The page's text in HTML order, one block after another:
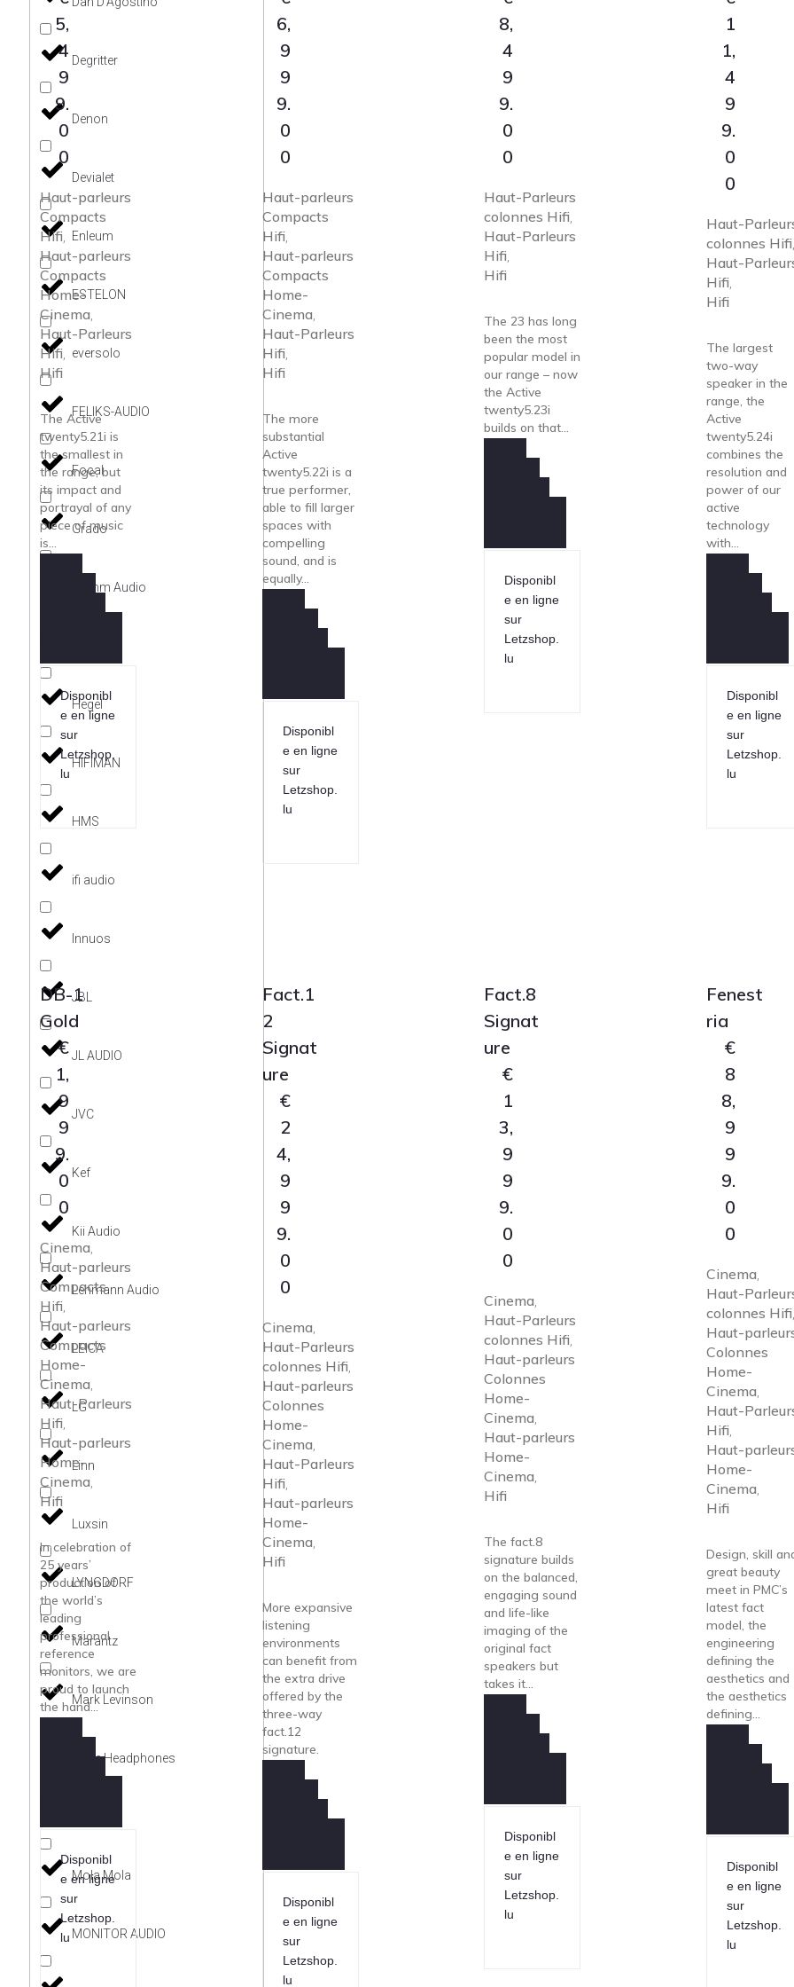
Degritter
Denon
Devialet
Enleum
ESTELON
eversolo
FELIKS-AUDIO
Focal
Grado
Grimm Audio
Hegel
HIFIMAN
HMS
ifi audio
Innuos
JBL
JL AUDIO
JVC
Kef
Kii Audio
Lehmann Audio
LEICA
LG
Linn
Luxsin
LYNGDORF
Marantz
Mark Levinson
Meze Headphones
Mola Mola
MONITOR AUDIO
5,
4
9
9.
0
0
Haut-parleurs
Compacts
Hifi
Haut-parleurs
Compacts
Home-
Cinema
Haut-Parleurs
Hifi
Hifi
The Active
twenty5.21i is
the smallest in
the range, but
its impact and
portrayal of any
piece of music
is...
Disponibl
e en ligne
sur
Letzshop.
lu
6,
9
9
9.
0
0
Haut-parleurs
Compacts
Hifi
Haut-parleurs
Compacts
Home-
Cinema
Haut-Parleurs
Hifi
Hifi
The more
substantial
Active
twenty5.22i is a
true performer,
able to fill larger
spaces with
compelling
sound, and is
equally...
Disponibl
e en ligne
sur
Letzshop.
lu
8,
4
9
9.
0
0
Haut-Parleurs
colonnes Hifi
Haut-Parleurs
Hifi
Hifi
The 23 has long
been the most
popular model in
our range – now
the Active
twenty5.23i
builds on that...
Disponibl
e en ligne
sur
Letzshop.
lu
1
1,
4
9
9.
0
0
Haut-
colonnes Hifi
Haut-
Hifi
Hifi
The largest
two-way
speaker in the
range, the
Active
twenty5.24i
combines the
resolution and
power of our
active
technology
with...
Disponibl
e en ligne
sur
Letzshop.
lu
DB-1
Gold
€
1,
9
9
9.
0
0
Cinema
Haut-parleurs
Compacts
Hifi
Haut-parleurs
Compacts
Home-
Cinema
Haut-Parleurs
Hifi
Haut-parleurs
Home-
Cinema
Hifi
In celebration of
25 years’
production of
the world’s
leading
professional
reference
monitors, we are
proud to launch
the hand...
Disponibl
e en ligne
sur
Letzshop.
lu
Fact.1
2
Signat
ure
€
2
4,
9
9
9.
0
0
Cinema
Haut-Parleurs
colonnes Hifi
Haut-parleurs
Colonnes
Home-
Cinema
Haut-Parleurs
Hifi
Haut-parleurs
Home-
Cinema
Hifi
More expansive
listening
environments
can benefit from
the extra drive
offered by the
three-way
fact.12
signature.
Disponibl
e en ligne
sur
Letzshop.
lu
Fact.8
Signat
ure
€
1
3,
9
9
9.
0
0
Cinema
Haut-Parleurs
colonnes Hifi
Haut-parleurs
Colonnes
Home-
Cinema
Haut-parleurs
Home-
Cinema
Hifi
The fact.8
signature builds
on the balanced,
engaging sound
and life-like
imaging of the
original fact
speakers but
takes it...
Disponibl
e en ligne
sur
Letzshop.
lu
Fenest
ria
€
8
8,
9
9
9.
0
0
Cinema
Haut-
colonnes Hifi
Haut-
Colonnes
Home-
Cinema
Haut-
Hifi
Haut-
Home-
Cinema
Hifi
Design, skill
great beauty
meet in PMC’s
latest fact
model, the
engineering
defining the
aesthetics and
the aesthetics
defining...
Disponibl
e en ligne
sur
Letzshop.
lu